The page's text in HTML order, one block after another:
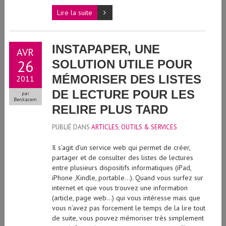
Lire la suite
AVR
26
2011
par
Benkacem
INSTAPAPER, UNE
SOLUTION UTILE POUR
MÉMORISER DES LISTES
DE LECTURE POUR LES
RELIRE PLUS TARD
PUBLIÉ DANS ARTICLES OUTILS & SERVICES
Il s’agit d’un service web qui permet de créer,
partager et de consulter des listes de lectures
entre plusieurs dispositifs informatiques (iPad,
iPhone ,Kindle, portable…). Quand vous surfez sur
internet et que vous trouvez une information
(article, page web…) qui vous intéresse mais que
vous n’avez pas forcement le temps de la lire tout
de suite, vous pouvez mémoriser très simplement